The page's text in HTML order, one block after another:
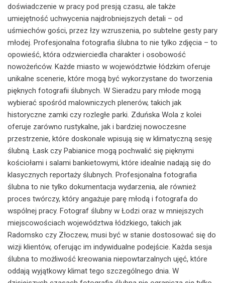
doświadczenie w pracy pod presją czasu, ale także
umiejętność uchwycenia najdrobniejszych detali – od
uśmiechów gości, przez łzy wzruszenia, po subtelne gesty pary
młodej. Profesjonalna fotografia ślubna to nie tylko zdjęcia – to
opowieść, która odzwierciedla charakter i osobowość
nowożeńców. Każde miasto w województwie łódzkim oferuje
unikalne scenerie, które mogą być wykorzystane do tworzenia
pięknych fotografii ślubnych. W Sieradzu pary młode mogą
wybierać spośród malowniczych plenerów, takich jak
historyczne zamki czy rozległe parki. Zduńska Wola z kolei
oferuje zarówno rustykalne, jak i bardziej nowoczesne
przestrzenie, które doskonale wpisują się w klimatyczną sesję
ślubną. Łask czy Pabianice mogą pochwalić się pięknymi
kościołami i salami bankietowymi, które idealnie nadają się do
klasycznych reportaży ślubnych. Profesjonalna fotografia
ślubna to nie tylko dokumentacja wydarzenia, ale również
proces twórczy, który angażuje parę młodą i fotografa do
wspólnej pracy. Fotograf ślubny w Łodzi oraz w mniejszych
miejscowościach województwa łódzkiego, takich jak
Radomsko czy Złoczew, musi być w stanie dostosować się do
wizji klientów, oferując im indywidualne podejście. Każda sesja
ślubna to możliwość kreowania niepowtarzalnych ujęć, które
oddają wyjątkowy klimat tego szczególnego dnia. W